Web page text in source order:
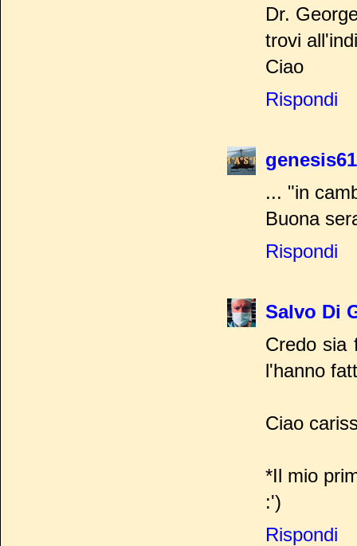
Dr.
trovi
Ciao
Rispondi
genesis61
... "in
Buona
Rispondi
Salvo Di
Credo sia
l'hanno
Ciao
*Il mio
:')
Rispondi